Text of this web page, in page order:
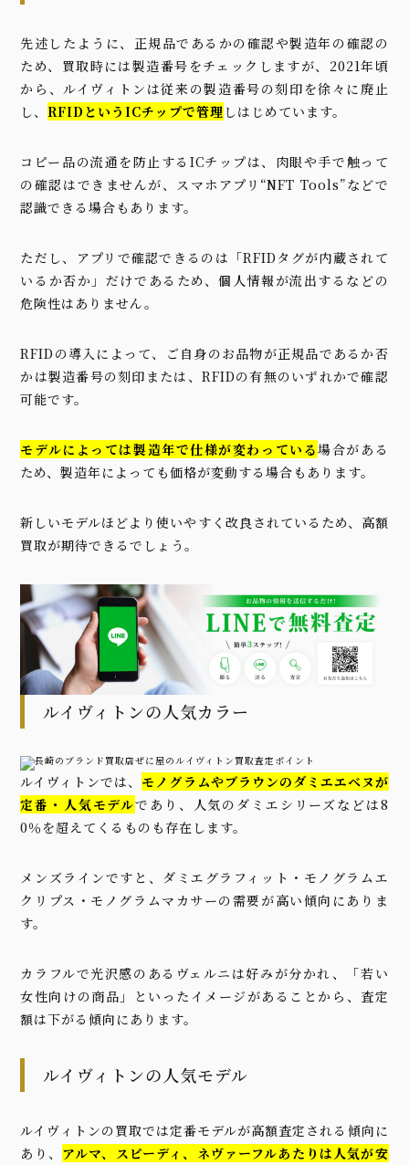
先述したように、正規品であるかの確認や製造年の確認の
ため、買取時には製造番号をチェックしますが、2021年頃
から、ルイヴィトンは従来の製造番号の刻印を徐々に廃止
し、RFIDというICチップで管理 しはじめています。
コピー品の流通を防止するICチップは、肉眼や手で触って
の確認はできませんが、スマホアプリ“NFT Tools”などで
認識できる場合もあります。
ただし、アプリで確認できるのは「RFIDタグが内蔵されて
いるか否か」だけであるため、個人情報が流出するなどの
危険性はありません。
RFIDの導入によって、ご自身のお品物が正規品であるか否
かは製造番号の刻印または、RFIDの有無のいずれかで確認
可能です。
モデルによっては製造年で仕様が変わっている場合がある
ため、製造年によっても価格が変動する場合もあります。
新しいモデルほどより使いやすく改良されているため、高額
買取が期待できるでしょう。
ルイヴィトンの人気カラー
ルイヴィトンでは、 モノグラムやブラウンのダミエエベヌが
定番・人気モデルであり、人気のダミエシリーズなどは8
0％を超えてくるものも存在します。
メンズラインですと、ダミエグラフィット・モノグラムエ
クリプス・モノグラムマカサーの需要が高い傾向にありま
す。
カラフルで光沢感のあるヴェルニは好みが分かれ、「若い
女性向けの商品」といったイメージがあることから、査定
額は下がる傾向にあります。
ルイヴィトンの人気モデル
ルイヴィトンの買取では定番モデルが高額査定される傾向に
あり、 アルマ、スピーディ、ネヴァーフルあたりは人気が安